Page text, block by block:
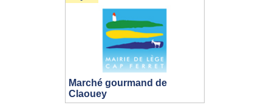
Marché gourmand de
Claouey